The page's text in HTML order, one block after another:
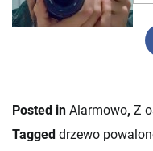
Posted in Alarmowo, Z
Tagged drzewo